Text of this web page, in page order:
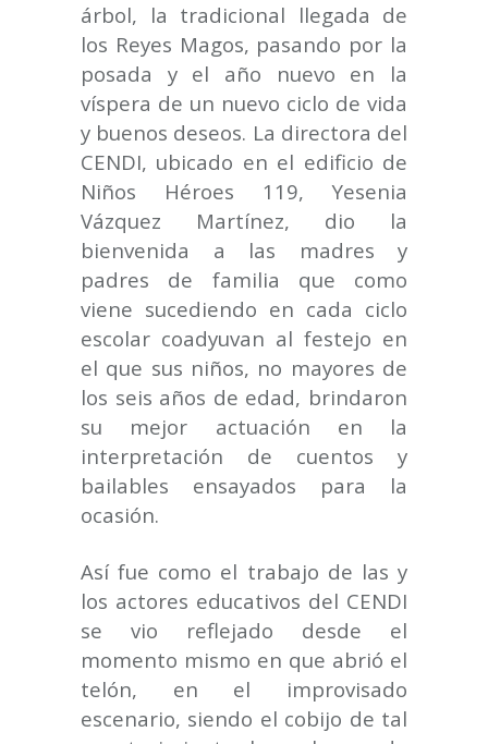
árbol, la tradicional llegada de
los Reyes Magos, pasando por la
posada y el año nuevo en la
víspera de un nuevo ciclo de vida
y buenos deseos. La directora del
CENDI, ubicado en el edificio de
Niños Héroes 119, Yesenia
Vázquez Martínez, dio la
bienvenida a las madres y
padres de familia que como
viene sucediendo en cada ciclo
escolar coadyuvan al festejo en
el que sus niños, no mayores de
los seis años de edad, brindaron
su mejor actuación en la
interpretación de cuentos y
bailables ensayados para la
ocasión.
Así fue como el trabajo de las y
los actores educativos del CENDI
se vio reflejado desde el
momento mismo en que abrió el
telón, en el improvisado
escenario, siendo el cobijo de tal